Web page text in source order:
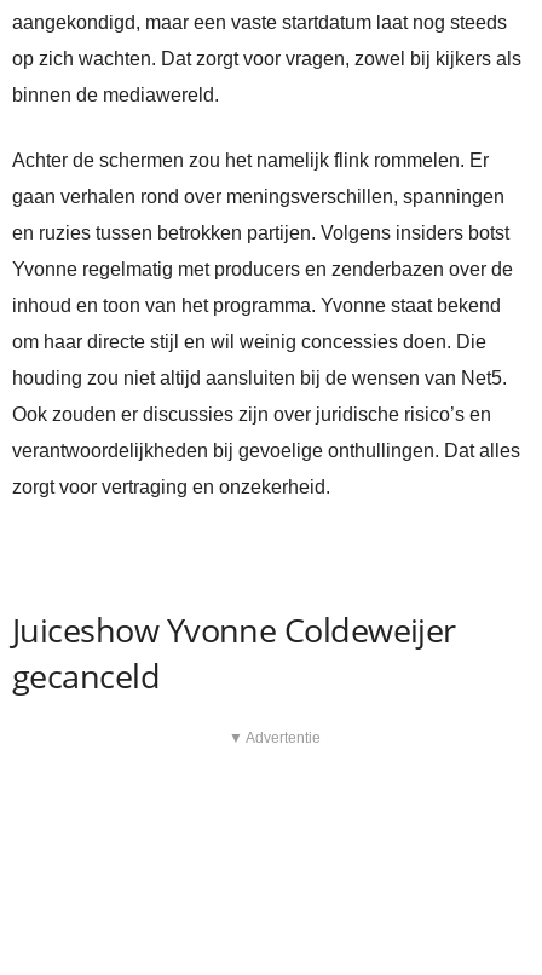
aangekondigd, maar een vaste startdatum laat nog steeds
op zich wachten. Dat zorgt voor vragen, zowel bij kijkers als
binnen de mediawereld.
Achter de schermen zou het namelijk flink rommelen. Er
gaan verhalen rond over meningsverschillen, spanningen
en ruzies tussen betrokken partijen. Volgens insiders botst
Yvonne regelmatig met producers en zenderbazen over de
inhoud en toon van het programma. Yvonne staat bekend
om haar directe stijl en wil weinig concessies doen. Die
houding zou niet altijd aansluiten bij de wensen van Net5.
Ook zouden er discussies zijn over juridische risico’s en
verantwoordelijkheden bij gevoelige onthullingen. Dat alles
zorgt voor vertraging en onzekerheid.
Juiceshow Yvonne Coldeweijer
gecanceld
▼ Advertentie